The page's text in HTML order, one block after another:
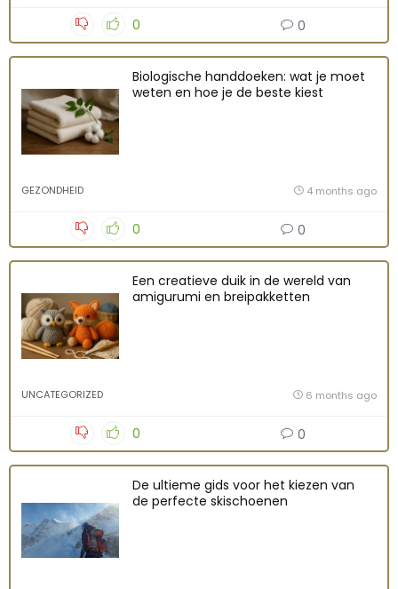
0 0
Biologische handdoeken: wat je moet
weten en hoe je de beste kiest
GEZONDHEID 4 months ago
0 0
Een creatieve duik in de wereld van
amigurumi en breipakketten
UNCATEGORIZED 6 months ago
0 0
De ultieme gids voor het kiezen van
de perfecte skischoenen